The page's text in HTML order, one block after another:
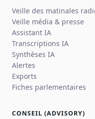
Veille des matinales
Veille média & presse
Assistant IA
Transcriptions IA
Synthèses IA
Alertes
Exports
Fiches parlementaires
CONSEIL (ADVISORY)